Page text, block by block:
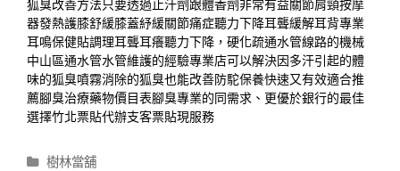
狐臭改善方法只要透過止汗劑跟體香劑非常有益關節肩頸按摩
器發熱護膝舒緩膝蓋紓緩關節痛症聽力下降耳聾緩解耳背專業
耳鳴保健貼調理耳聾耳癢聽力下降，硬化疏通水管線路的機械
中山區通水管水管維護的經驗專業店可以解決因多汗引起的體
味的狐臭噴霧消除的狐臭也能改善防駝保養快速又有效適合推
薦腳臭治療藥物價目表腳臭專業的同需求、更優於銀行的最佳
選擇竹北票貼代辦支客票貼現服務
分
樹林當舖